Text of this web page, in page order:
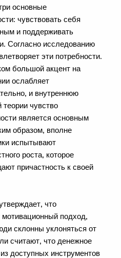
основные
чувствовать себя
и поддерживать
Согласно исследованию
эти потребности.
большой акцент на
ослабляет
и внутреннюю
чувство
является основным
образом, вполне
испытывают
роста, которое
причастность к своей
что
мотивационный подход,
склонны уклоняться от
считают, что денежное
доступных инструментов